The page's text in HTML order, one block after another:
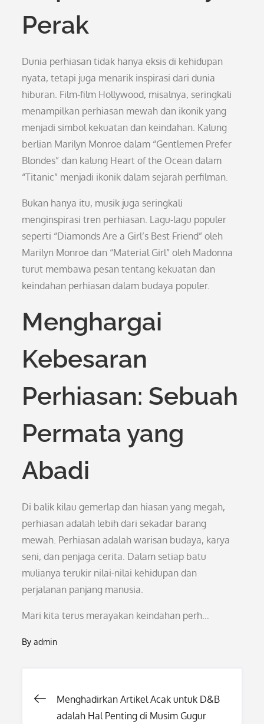
Perak
Dunia perhiasan tidak hanya eksis di kehidupan
nyata, tetapi juga menarik inspirasi dari dunia
hiburan. Film-film Hollywood, misalnya, seringkali
menampilkan perhiasan mewah dan ikonik yang
menjadi simbol kekuatan dan keindahan. Kalung
berlian Marilyn Monroe dalam “Gentlemen Prefer
Blondes” dan kalung Heart of the Ocean dalam
“Titanic” menjadi ikonik dalam sejarah perfilman.
Bukan hanya itu, musik juga seringkali
menginspirasi tren perhiasan. Lagu-lagu populer
seperti “Diamonds Are a Girl’s Best Friend” oleh
Marilyn Monroe dan “Material Girl” oleh Madonna
turut membawa pesan tentang kekuatan dan
keindahan perhiasan dalam budaya populer.
Menghargai
Kebesaran
Perhiasan: Sebuah
Permata yang
Abadi
Di balik kilau gemerlap dan hiasan yang megah,
perhiasan adalah lebih dari sekadar barang
mewah. Perhiasan adalah warisan budaya, karya
seni, dan penjaga cerita. Dalam setiap batu
mulianya terukir nilai-nilai kehidupan dan
perjalanan panjang manusia.
Mari kita terus merayakan keindahan perh…
Byadmin
Post
Menghadirkan Artikel Acak untuk D&B
adalah Hal Penting di Musim Gugur